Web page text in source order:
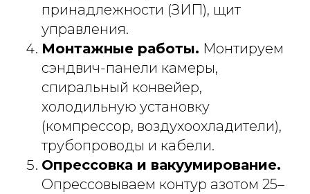
принадлежности (ЗИП), щит
управления.
Монтажные работы. Монтируем
сэндвич-панели камеры,
спиральный конвейер,
холодильную установку
(компрессор, воздухоохладители),
трубопроводы и кабели.
Опрессовка и вакуумирование.
Опрессовываем контур азотом 25–